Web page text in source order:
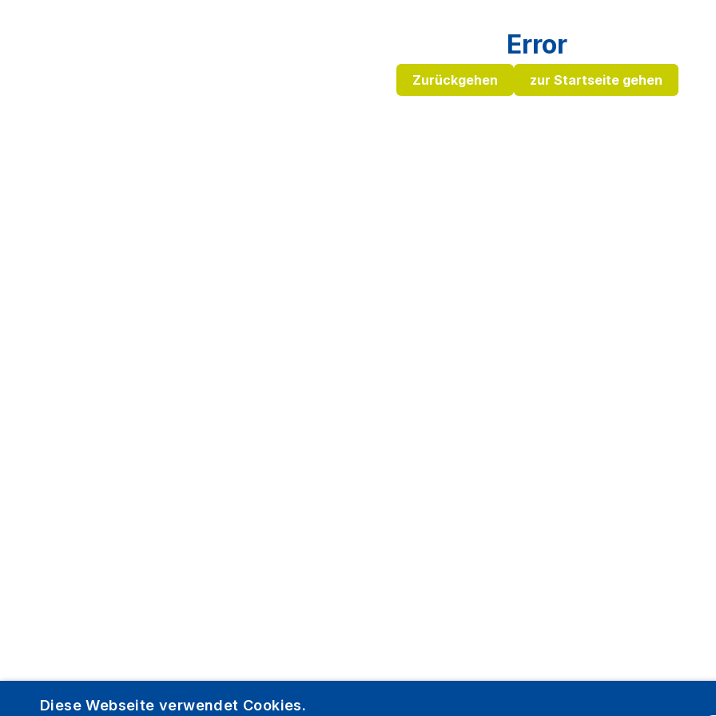
Error
Zurückgehen zur Startseite gehen
Diese Webseite verwendet Cookies.